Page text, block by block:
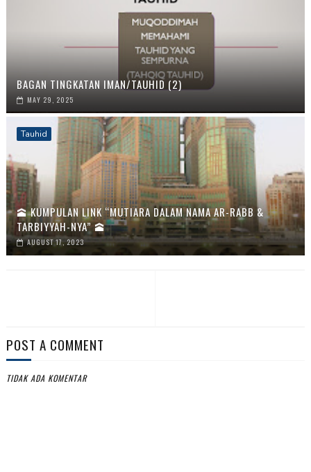
BAGAN TINGKATAN IMAN/TAUHID (2)
MAY 29, 2025
Tauhid
🕋 KUMPULAN LINK “MUTIARA DALAM NAMA AR-RABB &
TARBIYYAH-NYA” 🕋
AUGUST 17, 2023
POST A COMMENT
TIDAK ADA KOMENTAR